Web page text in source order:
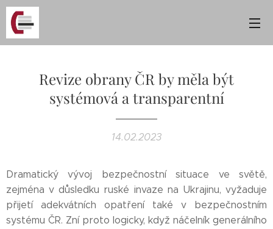
Revize obrany ČR by měla být
systémová a transparentní
14.02.2023
Dramatický vývoj bezpečnostní situace ve světě,
zejména v důsledku ruské invaze na Ukrajinu, vyžaduje
přijetí adekvátních opatření také v bezpečnostním
systému ČR. Zní proto logicky, když náčelník generálního